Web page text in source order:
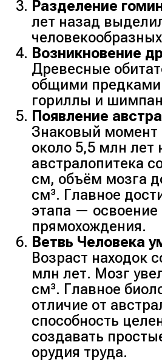
Разделение
лет назад
Возникновение
Древесные
общими предками
гориллы и
Появление
Знаковый момент
около 5,5 млн лет
австралопитека
см, объём мозга
см³. Главное
этапа — освоение
прямохождения.
Ветвь Человека
Возраст находок
млн лет. Мозг
см³. Главное
отличие от
способность
создавать
орудия труда.